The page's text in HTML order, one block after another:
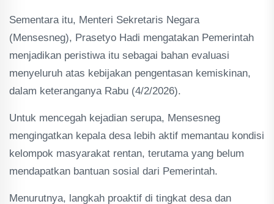
Sementara itu, Menteri Sekretaris Negara
(Mensesneg), Prasetyo Hadi mengatakan Pemerintah
menjadikan peristiwa itu sebagai bahan evaluasi
menyeluruh atas kebijakan pengentasan kemiskinan,
dalam keteranganya Rabu (4/2/2026).
Untuk mencegah kejadian serupa, Mensesneg
mengingatkan kepala desa lebih aktif memantau kondisi
kelompok masyarakat rentan, terutama yang belum
mendapatkan bantuan sosial dari Pemerintah.
Menurutnya, langkah proaktif di tingkat desa dan